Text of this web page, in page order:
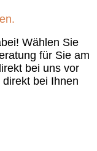
Wählen Sie
für Sie am
bei uns vor
bei Ihnen